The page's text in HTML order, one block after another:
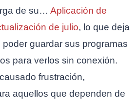
de su… Aplicación de
de julio, lo que deja
guardar sus programas
para verlos sin conexión.
frustración,
aquellos que dependen de